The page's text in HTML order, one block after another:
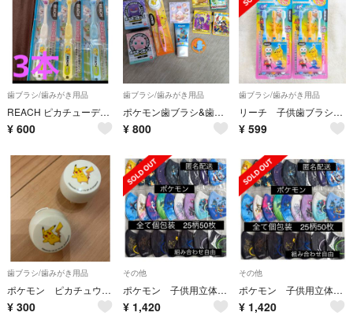
歯ブラシ/歯みがき用品
REACH ピカチューデザイン 歯ブラシ 3本セット リーチキッズ 青白黄
¥ 600
歯ブラシ/歯みがき用品
ポケモン歯ブラシ&歯磨き粉 ソフビ人形&シール付
¥ 800
歯ブラシ/歯みがき用品
リーチ 子供歯ブラシ ポケットモンスター 3本×2セット
¥ 599
歯ブラシ/歯みがき用品
ポケモン ピカチュウ 歯ブラシ ホルダー 収納 歯磨き ポケットモンスター
¥ 300
その他
ポケモン 子供用立体不織布マスク 使い捨て 個包装 50枚 便利 キッズ
¥ 1,420
その他
ポケモン 子供用立体不織布マスク 使い捨て 個包装 50枚 便利 キッズ
¥ 1,420